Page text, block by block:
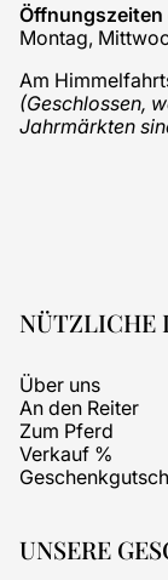
UNSERE
Öffnungszeiten
Montag,
Am
(Geschlossen,
Jahrmärkten
NÜTZLICHE
Über uns
An den Reiter
Zum Pferd
Verkauf %